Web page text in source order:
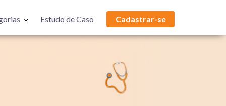
Estudo de Caso Cadastrar-se